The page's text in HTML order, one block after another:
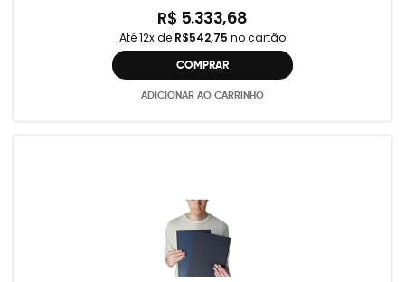
R$ 5.333,68
Até 12x de R$542,75 no cartão
COMPRAR
ADICIONAR AO CARRINHO